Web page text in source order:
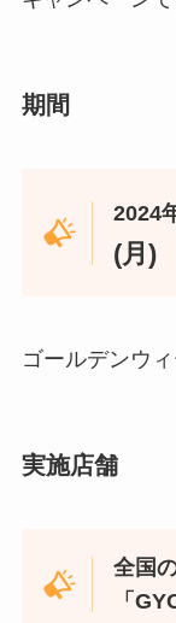
期間
2024
(月)
ゴールデンウ
実施店舗
全国
「